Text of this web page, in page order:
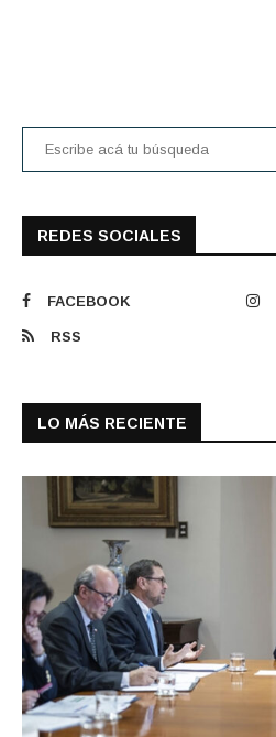
REDES SOCIALES
FACEBOOK
RSS
LO MÁS RECIENTE